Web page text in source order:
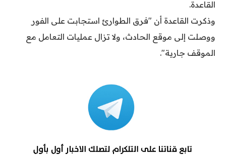
القاعدة.
وذكرت القاعدة أن "فرق الطوارئ استجابت على الفور
ووصلت إلى موقع الحادث، ولا تزال عمليات التعامل مع
الموقف جارية".